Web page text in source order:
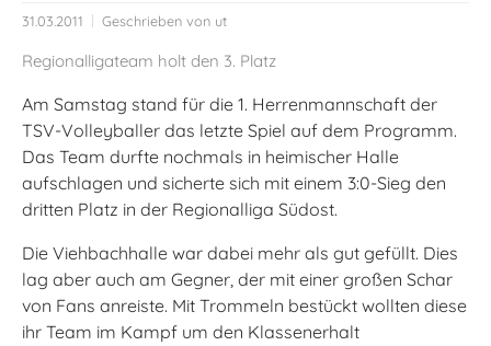
31.03.2011 Geschrieben von ut
Regionalligateam holt den 3. Platz
Am Samstag stand für die 1. Herrenmannschaft der
TSV-Volleyballer das letzte Spiel auf dem Programm.
Das Team durfte nochmals in heimischer Halle
aufschlagen und sicherte sich mit einem 3:0-Sieg den
dritten Platz in der Regionalliga Südost.
Die Viehbachhalle war dabei mehr als gut gefüllt. Dies
lag aber auch am Gegner, der mit einer großen Schar
von Fans anreiste. Mit Trommeln bestückt wollten diese
ihr Team im Kampf um den Klassenerhalt